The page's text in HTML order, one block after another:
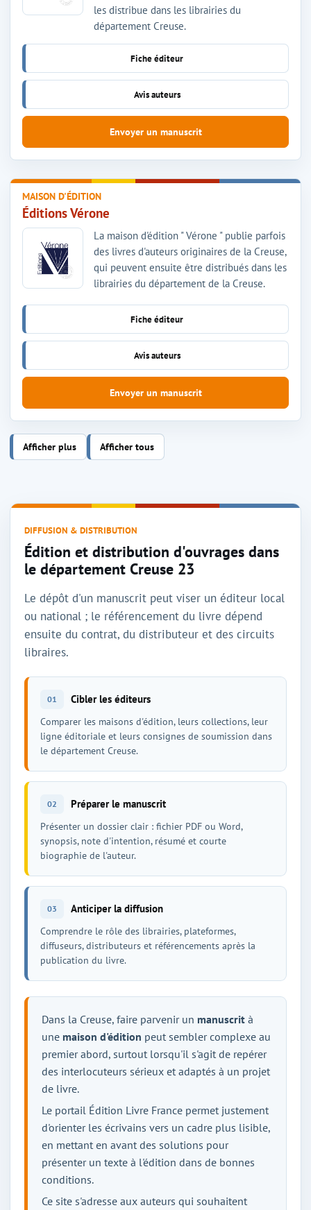
MAISON D'ÉDITION
Éditions Vérone
La maison d'édition " Vérone " publie parfois
des livres d'auteurs originaires de la Creuse,
qui peuvent ensuite être distribués dans les
librairies du département de la Creuse.
Fiche éditeur
Avis auteurs
Envoyer un manuscrit
les distribue dans les librairies du
département Creuse.
Fiche éditeur
Avis auteurs
Envoyer un manuscrit
Afficher plus Afficher tous
DIFFUSION & DISTRIBUTION
Édition et distribution d'ouvrages dans
le département Creuse 23
Le dépôt d'un manuscrit peut viser un éditeur local
ou national ; le référencement du livre dépend
ensuite du contrat, du distributeur et des circuits
libraires.
01 Cibler les éditeurs
Comparer les maisons d'édition, leurs collections, leur
ligne éditoriale et leurs consignes de soumission dans
le département Creuse.
02 Préparer le manuscrit
Présenter un dossier clair : fichier PDF ou Word,
synopsis, note d'intention, résumé et courte
biographie de l'auteur.
03 Anticiper la diffusion
Comprendre le rôle des librairies, plateformes,
diffuseurs, distributeurs et référencements après la
publication du livre.
Dans la Creuse, faire parvenir un manuscrit à
une maison d'édition peut sembler complexe au
premier abord, surtout lorsqu'il s'agit de repérer
des interlocuteurs sérieux et adaptés à un projet
de livre.
Le portail Édition Livre France permet justement
d'orienter les écrivains vers un cadre plus lisible,
en mettant en avant des solutions pour
présenter un texte à l'édition dans de bonnes
conditions.
Ce site s'adresse aux auteurs qui souhaitent